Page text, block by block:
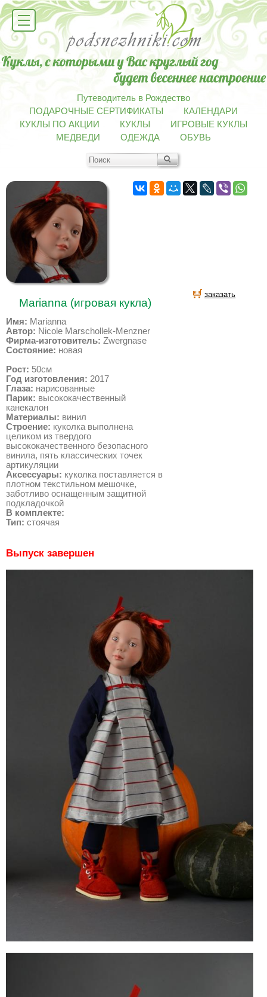
Путеводитель в Рождество
ПОДАРОЧНЫЕ СЕРТИФИКАТЫ
КАЛЕНДАРИ
КУКЛЫ ПО АКЦИИ
КУКЛЫ
ИГРОВЫЕ КУКЛЫ
МЕДВЕДИ
ОДЕЖДА ОБУВЬ
Marianna (игровая кукла)
Имя: Marianna
Автор: Nicole Marschollek-Menzner
Фирма-изготовитель: Zwergnase
Состояние: новая
Рост: 50см
Год изготовления: 2017
Глаза: нарисованные
Парик: высококачественный
канекалон
Материалы: винил
Строение: куколка выполнена
целиком из твердого
высококачественного безопасного
винила, пять классических точек
артикуляции
Аксессуары: куколка поставляется в
плотном текстильном мешочке,
заботливо оснащенным защитной
подкладочкой
В комплекте:
Тип: стоячая
заказать
Выпуск завершен